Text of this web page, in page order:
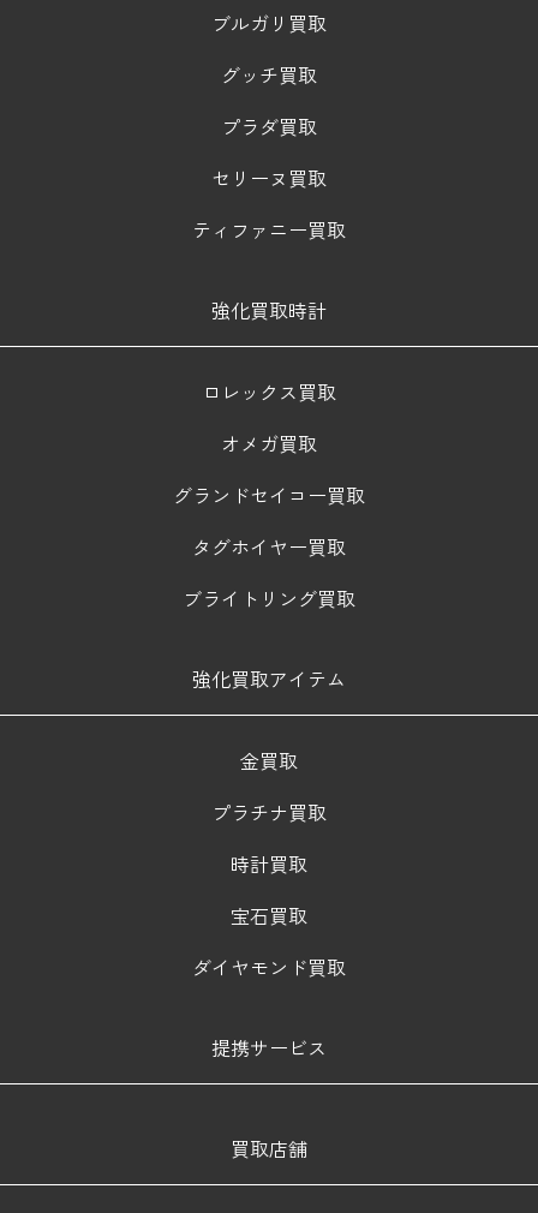
ブルガリ買取
グッチ買取
プラダ買取
セリーヌ買取
ティファニー買取
強化買取時計
ロレックス買取
オメガ買取
グランドセイコー買取
タグホイヤー買取
ブライトリング買取
強化買取アイテム
金買取
プラチナ買取
時計買取
宝石買取
ダイヤモンド買取
提携サービス
買取店舗